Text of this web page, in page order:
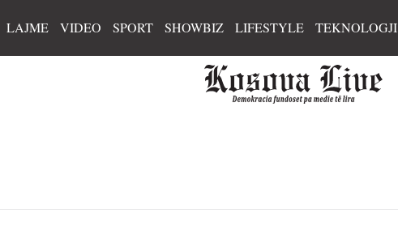
LAJME VIDEO SPORT SHOWBIZ LIFESTYLE TEKNOLOGJI